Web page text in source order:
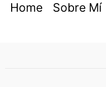
Home Sobre Mí